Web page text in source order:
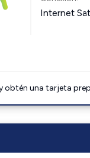
Internet
obtén una tarjeta